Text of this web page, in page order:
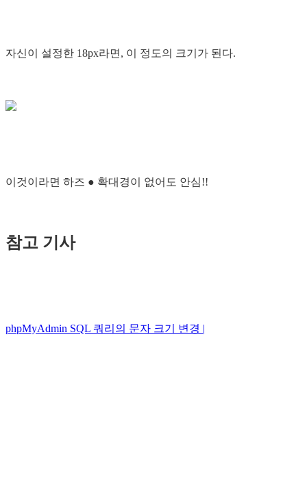
자신이 설정한 18px라면, 이 정도의 크기가 된다.
이것이라면 하즈 ● 확대경이 없어도 안심!!
참고 기사
phpMyAdmin SQL 쿼리의 문자 크기 변경 |